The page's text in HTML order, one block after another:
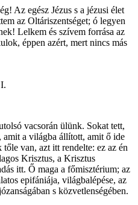
Az egész Jézus s a jézusi élet
az Oltáriszentséget; ó legyen
Lelkem és szívem forrása az
éppen azért, mert nincs más
I.
vacsorán ülünk. Sokat tett,
amit a világba állított, amit ő ide
van, azt itt rendelte: ez az én
Krisztus, a Krisztus
itt. Ő maga a főmisztérium; az
epifániája, világbalépése, az
s közvetlenségében.